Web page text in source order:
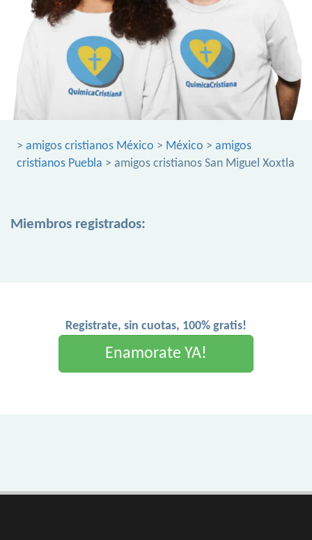
> amigos cristianos México > México > amigos
cristianos Puebla > amigos cristianos San Miguel Xoxtla
Miembros registrados:
Registrate, sin cuotas, 100% gratis!
Enamorate YA!